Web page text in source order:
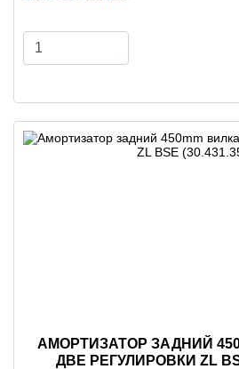
АМОРТИЗАТОР ЗАДНИЙ
ДВЕ РЕГУЛИРОВКИ ZL